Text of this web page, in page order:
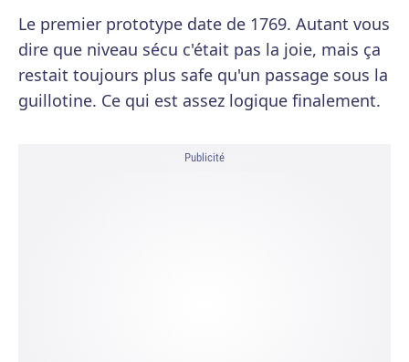
Le premier prototype date de 1769. Autant vous
dire que niveau sécu c'était pas la joie, mais ça
restait toujours plus safe qu'un passage sous la
guillotine. Ce qui est assez logique finalement.
Publicité